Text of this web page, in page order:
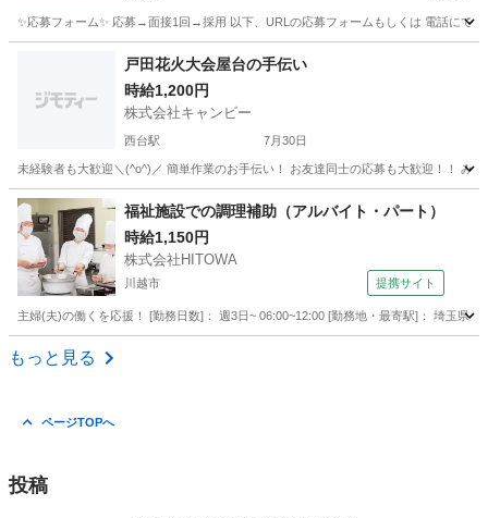
✨応募フォーム✨ 応募→面接1回→採用 以下、URLの応募フォームもしくは 電話にて
キッチン スタッフ
戸田花火大会屋台の手伝い
時給1,200円
株式会社キャンビー
西台駅 7月30日
埼玉 戸田市 西台駅 飲食 花火大会
福祉施設での調理補助（アルバイト・パート）
時給1,150円
株式会社HITOWA
川越市 提携サイト
主婦(夫)の働くを応援！ [勤務日数]： 週3日~ 06:00~12:00 [勤務地・最寄駅]： 埼玉県
埼玉 川越市
もっと見る
ページTOPへ
投稿